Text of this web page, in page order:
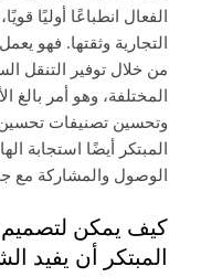
الفعال انطباعًا أوليًا
التجارية وثقتها. فهو
من خلال توفير التنقل
المختلفة، وهو أمر بالغ
وتحسين تصنيفات
المبتكر أيضًا استجابة
الوصول والمشاركة مع
كيف يمكن لتصميم
المبتكر أن يفيد